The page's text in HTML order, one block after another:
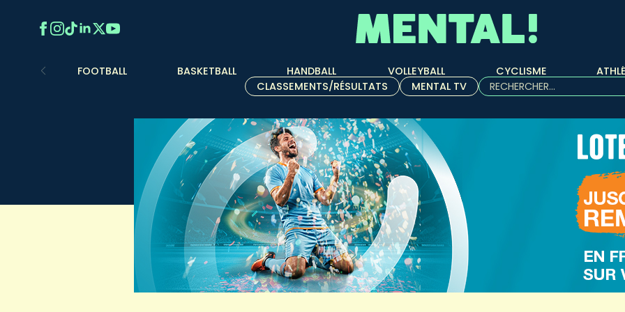
FOOTBALL BASKETBALL HANDBALL VOLLEYBALL CYCLISME
CLASSEMENTS/RÉSULTATS
MENTAL TV
Rechercher :